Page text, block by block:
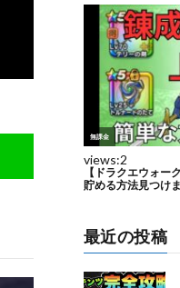
最近の投稿